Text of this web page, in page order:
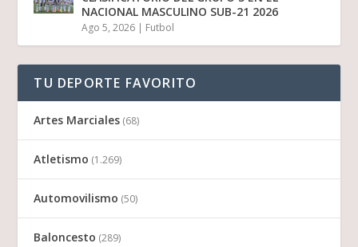
NACIONAL MASCULINO SUB-21 2026
Ago 5, 2026 | Futbol
TU DEPORTE FAVORITO
Artes Marciales (68)
Atletismo (1.269)
Automovilismo (50)
Baloncesto (289)